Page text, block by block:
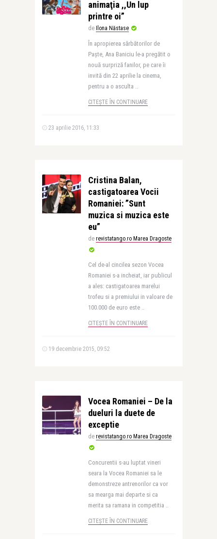
animaţia ,,Un lup
printre oi”
de Ilona Năstase
În apropierea sărbătorilor de
Paşte, Ana Baniciu le-a pregătit o
nouă surpriză fanilor, pe care îi
invită din 22 aprilie la cinema,
pentru a o asculta ..
CITEȘTE ÎN CONTINUARE
23 aprilie 2016, 11:33
Cristina Balan,
castigatoarea Vocii
Romaniei: ”Sunt
muzica si muzica este
eu”
de revistatango.ro Marea Dragoste
Cel de-al cincilea sezon Vocea
Romaniei s-a incheiat, iar publicul
a ales: castigatoarea marelui
trofeu si a premiului in valoare de
100.000 de euro este ..
CITEȘTE ÎN CONTINUARE
19 decembrie 2015, 09:52
Vocea Romaniei – De la
dueluri la duete de
exceptie
de revistatango.ro Marea Dragoste
Concurentii s-au luptat vineri
seara la Vocea Romaniei sa le
demonstreze antrenorilor ca vor
sa mearga mai departe si ca
merita sa ramana in competitia ..
CITEȘTE ÎN CONTINUARE